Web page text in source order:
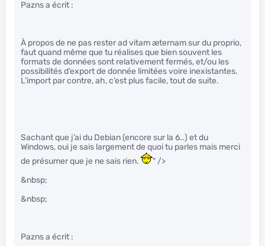
Pazns a écrit :
À propos de ne pas rester ad vitam æternam sur du proprio,
faut quand même que tu réalises que bien souvent les
formats de données sont relativement fermés, et/ou les
possibilités d’export de donnée limitées voire inexistantes.
L’import par contre, ah, c’est plus facile, tout de suite.
Sachant que j’ai du Debian (encore sur la 6..) et du
Windows, oui je sais largement de quoi tu parles mais merci
de présumer que je ne sais rien.
" />
&nbsp;
&nbsp;
Pazns a écrit :